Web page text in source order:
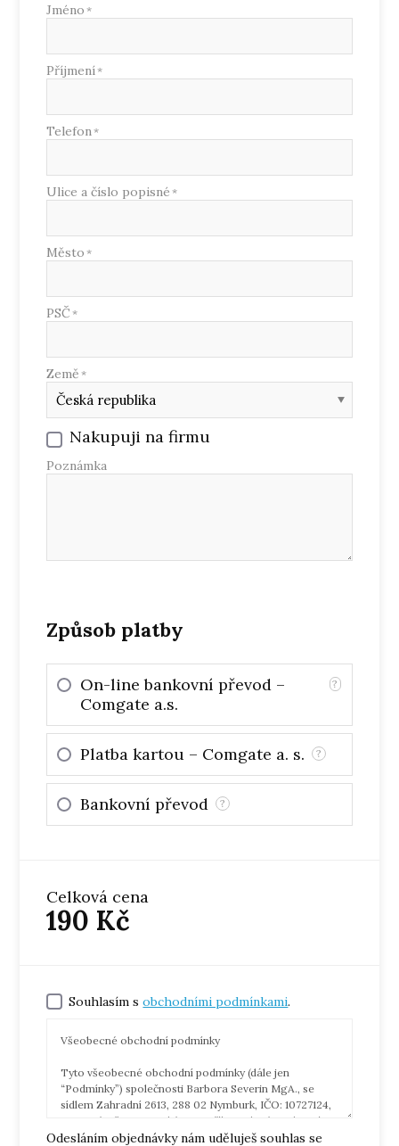
Jméno *
Příjmení*
Telefon*
Ulice a číslo popisné *
Město *
PSČ *
Země *
Nakupuji na firmu
Poznámka
Způsob platby
On-line bankovní převod –
Comgate a.s.
?
Platba kartou – Comgate a. s. ?
Bankovní převod ?
Celková cena
190 Kč
Souhlasím sobchodními podmínkami.
Všeobecné obchodní podmínky
Tyto všeobecné obchodní podmínky (dále jen
“Podmínky”) společnosti Barbora Severin MgA., se
sídlem Zahradní 2613, 288 02 Nymburk, IČO: 10727124,
zapsané v živnostenském rejstříku vedeném Obecním
živnostenským úřadem v Poděbradech, e-mail:
Odesláním objednávky nám uděluješ souhlas se